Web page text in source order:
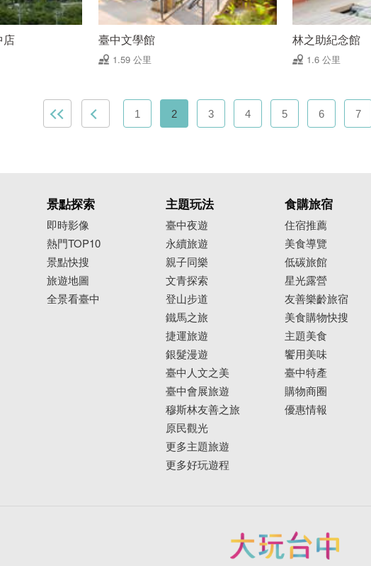
店 臺中文學館
1.59 公里
林之助紀念館
1.6 公里
1 2 3 4 5 6 7
景點探索
即時影像
熱門TOP10
景點快搜
旅遊地圖
全景看臺中
主題玩法
臺中夜遊
永續旅遊
親子同樂
文青探索
登山步道
鐵馬之旅
捷運旅遊
銀髮漫遊
臺中人文之美
臺中會展旅遊
穆斯林友善之旅
原民觀光
更多主題旅遊
更多好玩遊程
食購旅宿
住宿推薦
美食導覽
低碳旅館
星光露營
友善樂齡旅宿
美食購物快搜
主題美食
饗用美味
臺中特產
購物商圈
優惠情報